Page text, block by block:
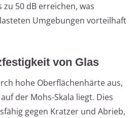
50 dB erreichen, was
Umgebungen vorteilhaft
von Glas
hohe Oberflächenhärte aus,
der Mohs-Skala liegt. Dies
gegen Kratzer und Abrieb,